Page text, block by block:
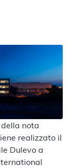
nota
realizzato il
Dulevo a